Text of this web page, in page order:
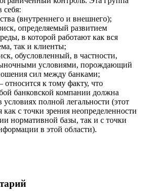
себя:
(внутреннего и внешнего);
определяемый развитием
в которой работают как вся
так и клиенты;
обусловленный, в частности,
условиями, порождающий
сил между банками;
к тому факту, что
банковской компании должна
условиях полной легальности (этот
как с точки зрения неопределенности
нормативной базы, так и с точки
в этой области).